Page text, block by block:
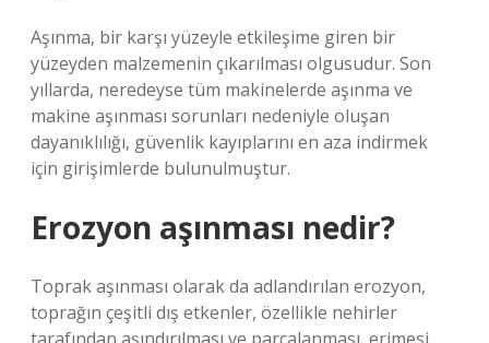
Aşınma, bir karşı yüzeyle etkileşime giren bir
yüzeyden malzemenin çıkarılması olgusudur. Son
yıllarda, neredeyse tüm makinelerde aşınma ve
makine aşınması sorunları nedeniyle oluşan
dayanıklılığı, güvenlik kayıplarını en aza indirmek
için girişimlerde bulunulmuştur.
Erozyon aşınması nedir?
Toprak aşınması olarak da adlandırılan erozyon,
toprağın çeşitli dış etkenler, özellikle nehirler